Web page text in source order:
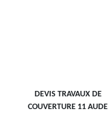
DEVIS TRAVAUX DE
COUVERTURE 11 AUDE